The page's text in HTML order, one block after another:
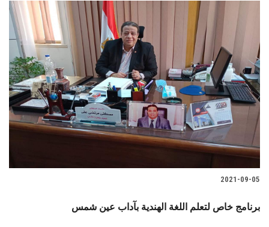
المراكز والوحدات
الأنظمة الذكية
الإعلام
تواصل معنا
2021-09-05
برنامج خاص لتعلم اللغة الهندية بآداب عين شمس